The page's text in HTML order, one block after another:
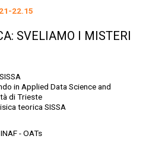
22.15
SVELIAMO I MISTERI
in Applied Data Science and
di Trieste
teorica SISSA
- OATs